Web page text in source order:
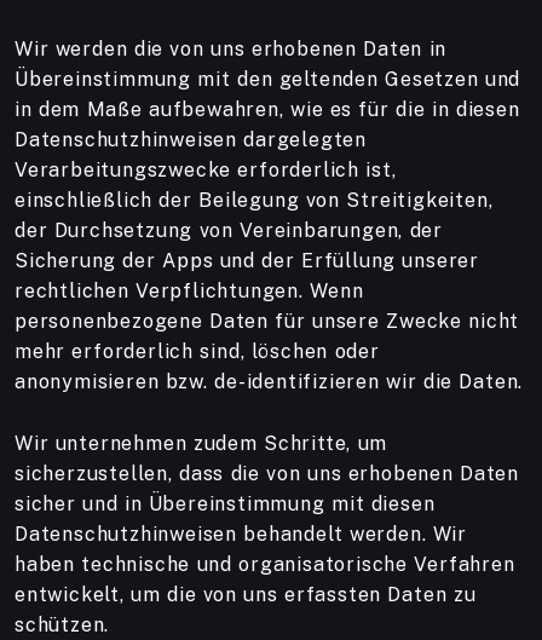
Wir werden die von uns erhobenen Daten in
Übereinstimmung mit den geltenden Gesetzen und
in dem Maße aufbewahren, wie es für die in diesen
Datenschutzhinweisen dargelegten
Verarbeitungszwecke erforderlich ist,
einschließlich der Beilegung von Streitigkeiten,
der Durchsetzung von Vereinbarungen, der
Sicherung der Apps und der Erfüllung unserer
rechtlichen Verpflichtungen. Wenn
personenbezogene Daten für unsere Zwecke nicht
mehr erforderlich sind, löschen oder
anonymisieren bzw. de-identifizieren wir die Daten.
Wir unternehmen zudem Schritte, um
sicherzustellen, dass die von uns erhobenen Daten
sicher und in Übereinstimmung mit diesen
Datenschutzhinweisen behandelt werden. Wir
haben technische und organisatorische Verfahren
entwickelt, um die von uns erfassten Daten zu
schützen.